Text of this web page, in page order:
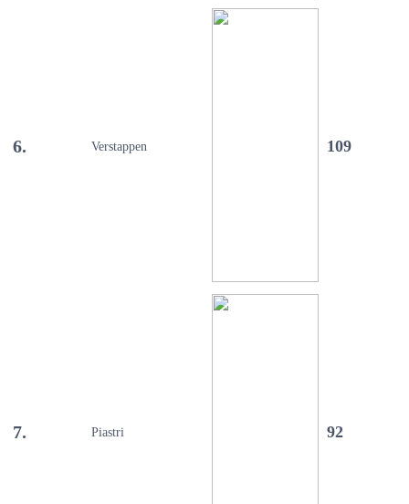
6. Verstappen 109
7. Piastri 92